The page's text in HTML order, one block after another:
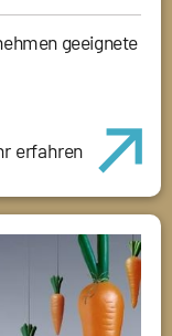
geeignete
erfahren